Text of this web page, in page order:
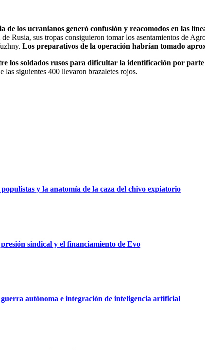
los ucranianos generó confusión y reacomodos en las
Rusia, sus tropas consiguieron tomar los asentamientos de
Los preparativos de la operación habrían tomado
los soldados rusos para dificultar la identificación por
las siguientes 400 llevaron brazaletes rojos.
y la anatomía de la caza del chivo expiatorio
sindical y el financiamiento de Evo
autónoma e integración de inteligencia artificial